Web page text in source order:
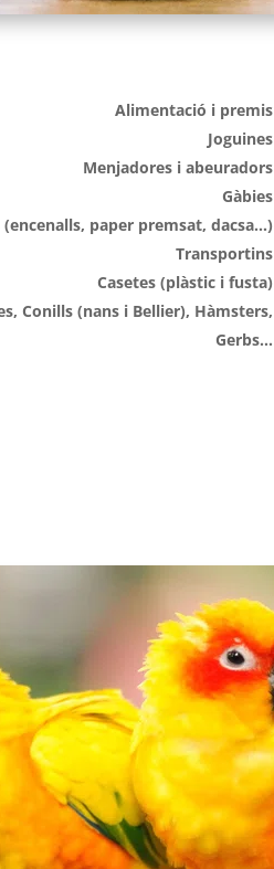
Alimentació i premis
Joguines
Menjadores i abeuradors
Gàbies
paper premsat, dacsa…)
Transportins
Casetes (plàstic i fusta)
Conills (nans i Bellier), Hàmsters,
Gerbs…